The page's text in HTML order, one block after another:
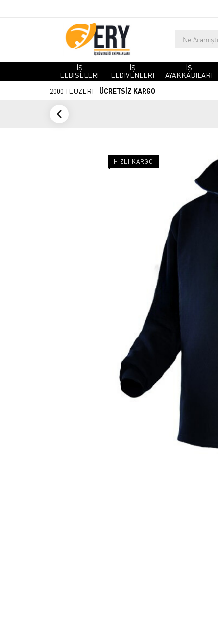
İŞ
ELBİSELERİ
İŞ
ELDİVENLERİ
İŞ
AYAKKABILARI
2000 TL ÜZERİ - ÜCRETSİZ KARGO
HIZLI KARGO